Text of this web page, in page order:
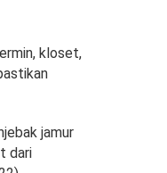
kloset,
jamur
dari